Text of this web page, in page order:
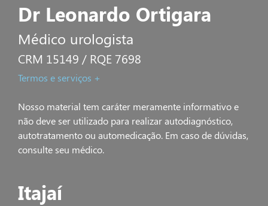
Dr Leonardo Ortigara
Médico urologista
CRM 15149 / RQE 7698
Termos e serviços +
Nosso material tem caráter meramente informativo e
não deve ser utilizado para realizar autodiagnóstico,
autotratamento ou automedicação. Em caso de dúvidas,
consulte seu médico.
Itajaí